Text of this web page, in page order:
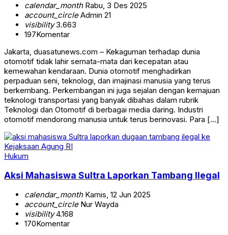
calendar_monthRabu, 3 Des 2025
account_circleAdmin 21
visibility3.663
197Komentar
Jakarta, duasatunews.com – Kekaguman terhadap dunia
otomotif tidak lahir semata-mata dari kecepatan atau
kemewahan kendaraan. Dunia otomotif menghadirkan
perpaduan seni, teknologi, dan imajinasi manusia yang terus
berkembang. Perkembangan ini juga sejalan dengan kemajuan
teknologi transportasi yang banyak dibahas dalam rubrik
Teknologi dan Otomotif di berbagai media daring. Industri
otomotif mendorong manusia untuk terus berinovasi. Para […]
Hukum
Aksi Mahasiswa Sultra Laporkan Tambang Ilegal
calendar_monthKamis, 12 Jun 2025
account_circleNur Wayda
visibility4.168
170Komentar